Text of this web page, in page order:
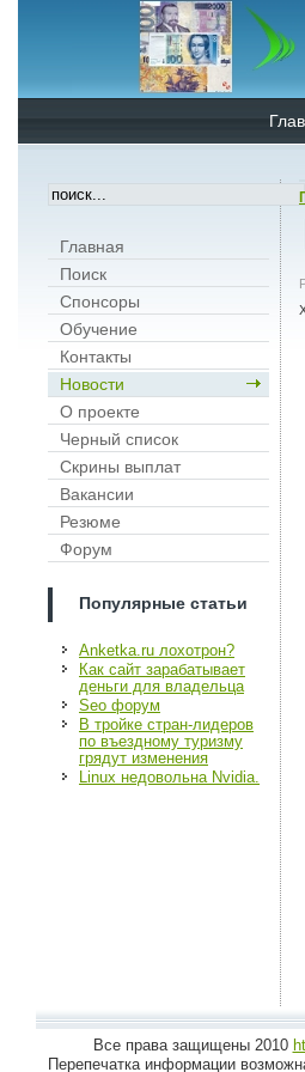
Главная
Поиск
Спонсоры
Обучение
Контакты
Новости
О проекте
Черный список
Скрины выплат
Вакансии
Резюме
Форум
Популярные статьи
Anketka.ru лохотрон?
Как сайт зарабатывает
деньги для владельца
Seo форум
В тройке стран-лидеров
по въездному туризму
грядут изменения
Linux недовольна Nvidia.
Все права защищены 2010
Перепечатка информации